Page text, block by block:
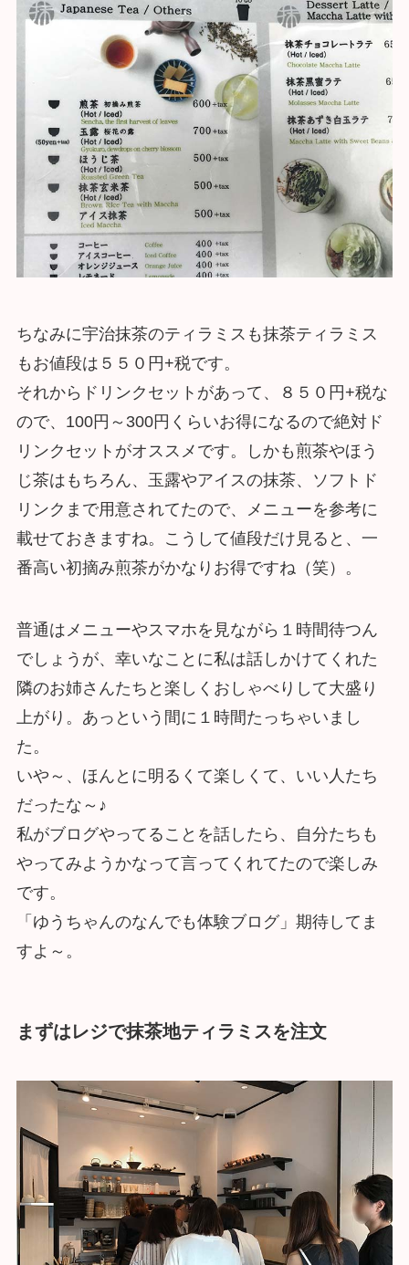
ちなみに宇治抹茶のティラミスも抹茶ティラミス
もお値段は５５０円+税です。
それからドリンクセットがあって、８５０円+税な
ので、100円～300円くらいお得になるので絶対ド
リンクセットがオススメです。しかも煎茶やほう
じ茶はもちろん、玉露やアイスの抹茶、ソフトド
リンクまで用意されてたので、メニューを参考に
載せておきますね。こうして値段だけ見ると、一
番高い初摘み煎茶がかなりお得ですね（笑）。
普通はメニューやスマホを見ながら１時間待つん
でしょうが、幸いなことに私は話しかけてくれた
隣のお姉さんたちと楽しくおしゃべりして大盛り
上がり。あっという間に１時間たっちゃいまし
た。
いや～、ほんとに明るくて楽しくて、いい人たち
だったな～♪
私がブログやってることを話したら、自分たちも
やってみようかなって言ってくれてたので楽しみ
です。
「ゆうちゃんのなんでも体験ブログ」期待してま
すよ～。
まずはレジで抹茶地ティラミスを注文